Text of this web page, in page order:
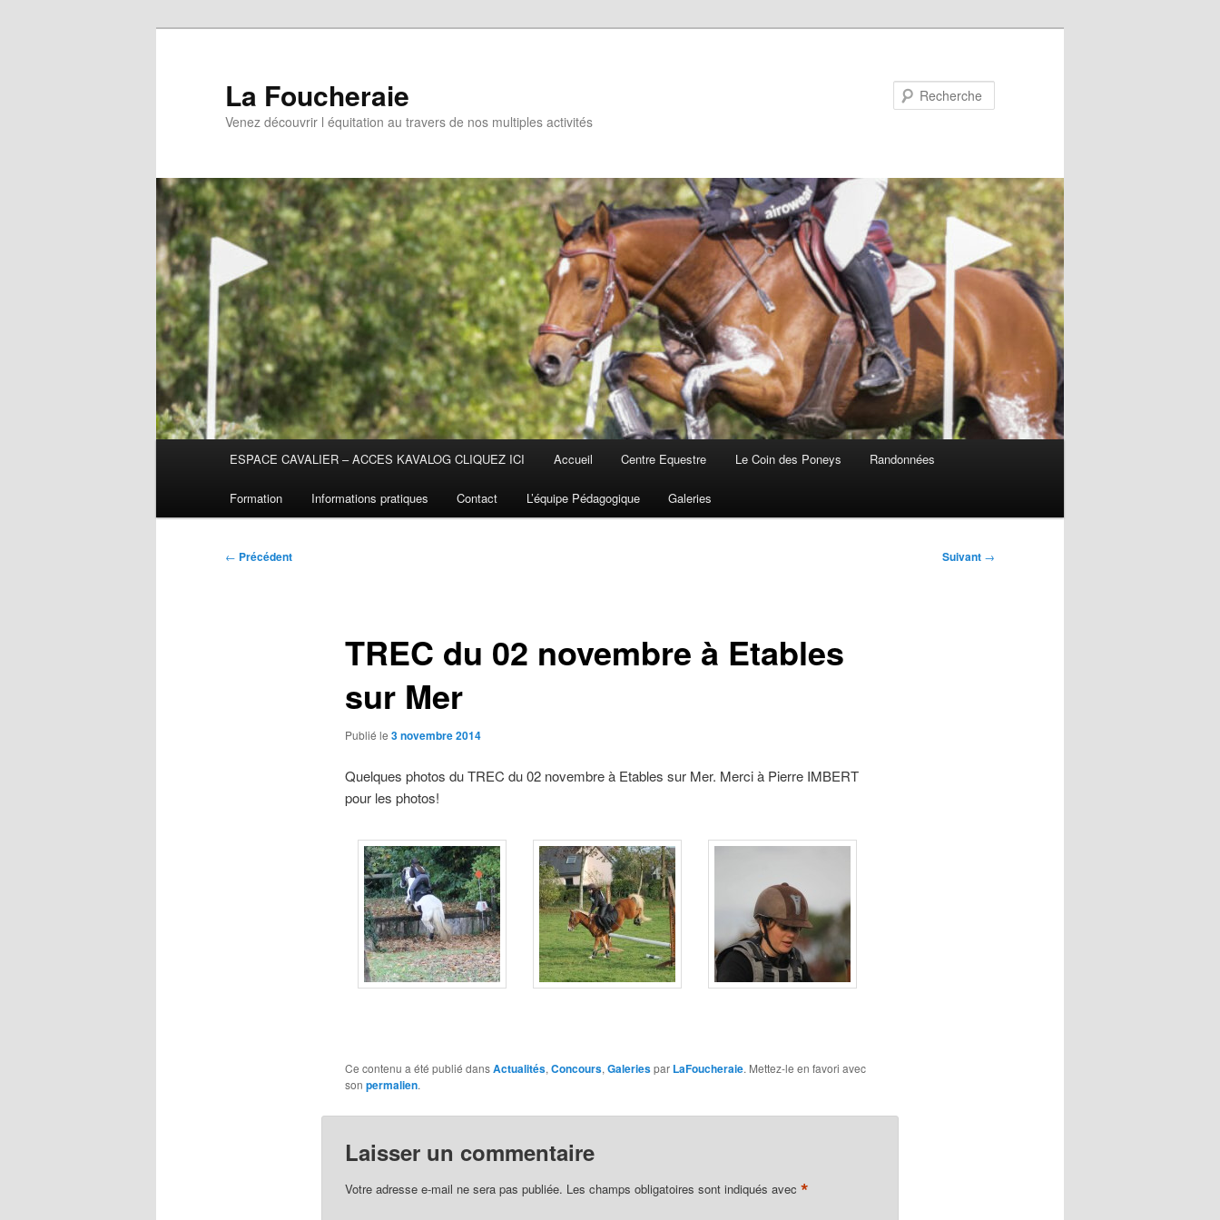
La Foucheraie
Venez découvrir l équitation au travers de nos multiples activités
ESPACE CAVALIER – ACCES KAVALOG CLIQUEZ ICI Accueil Centre Equestre Le Coin des Poneys Randonnées
Formation Informations pratiques Contact L’équipe Pédagogique Galeries
Navigation
← Précédent Suivant →
TREC du 02 novembre à Etables
sur Mer
Publié le 3 novembre 2014
Quelques photos du TREC du 02 novembre à Etables sur Mer. Merci à Pierre IMBERT
pour les photos!
Ce contenu a été publié dansActualités, Concours, Galeriespar LaFoucheraie. Mettez-le en favori avec
son permalien.
Laisser un commentaire
Votre adresse e-mail ne sera pas publiée. Les champs obligatoires sont indiqués avec *